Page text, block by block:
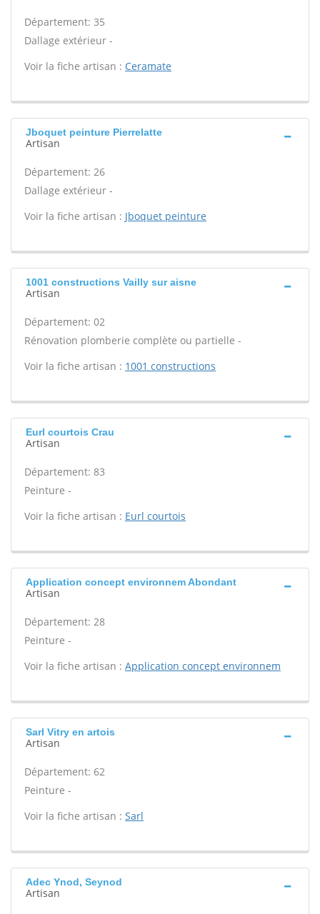
Département: 35
Dallage extérieur -
Voir la fiche artisan : Ceramate
Jboquet peinture Pierrelatte
Artisan
Département: 26
Dallage extérieur -
Voir la fiche artisan : Jboquet peinture
1001 constructions Vailly sur aisne
Artisan
Département: 02
Rénovation plomberie complète ou partielle -
Voir la fiche artisan : 1001 constructions
Eurl courtois Crau
Artisan
Département: 83
Peinture -
Voir la fiche artisan : Eurl courtois
Application concept environnem Abondant
Artisan
Département: 28
Peinture -
Voir la fiche artisan : Application concept environnem
Sarl Vitry en artois
Artisan
Département: 62
Peinture -
Voir la fiche artisan : Sarl
Adec Ynod, Seynod
Artisan